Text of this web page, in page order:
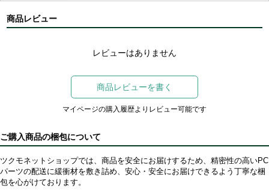
商品レビュー
レビューはありません
商品レビューを書く
マイページの購入履歴よりレビュー可能です
ご購入商品の梱包について
ツクモネットショップでは、商品を安全にお届けするため、精密性の高いPC
パーツの配送に緩衝材を敷き詰め、安心・安全にお届けできるよう丁寧な梱
包を心がけております。